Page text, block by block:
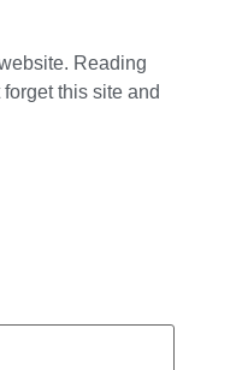
Reading
this site and